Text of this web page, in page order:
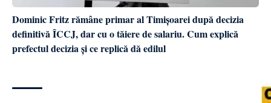
Dominic Fritz rămâne primar al Timișoarei după decizia
definitivă ÎCCJ, dar cu o tăiere de salariu. Cum explică
prefectul decizia și ce replică dă edilul